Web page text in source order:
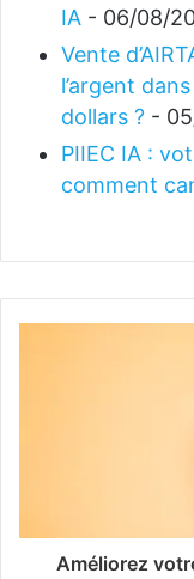
IA - 06/08/
Vente
l’argent
dollars ? -
PIIEC IA :
comment
Améliorez